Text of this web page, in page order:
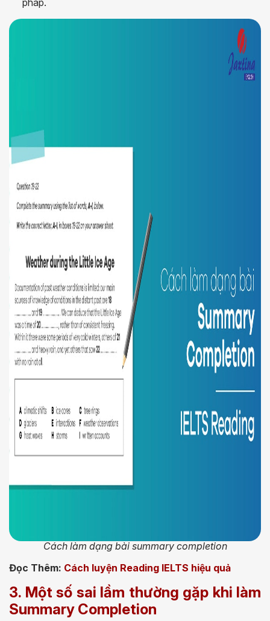
Cách làm dạng bài summary completion
Đọc Thêm: Cách luyện Reading IELTS hiệu quả
3. Một số sai lầm thường gặp khi làm
Summary Completion